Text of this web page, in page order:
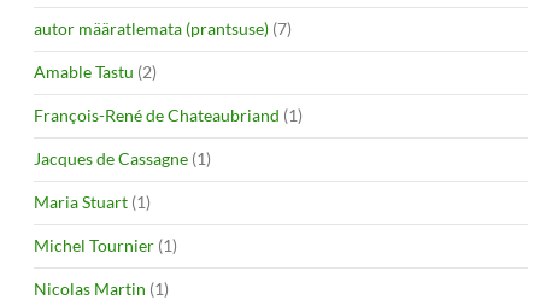
autor määratlemata (prantsuse) (7)
Amable Tastu (2)
François-René de Chateaubriand (1)
Jacques de Cassagne (1)
Maria Stuart (1)
Michel Tournier (1)
Nicolas Martin (1)